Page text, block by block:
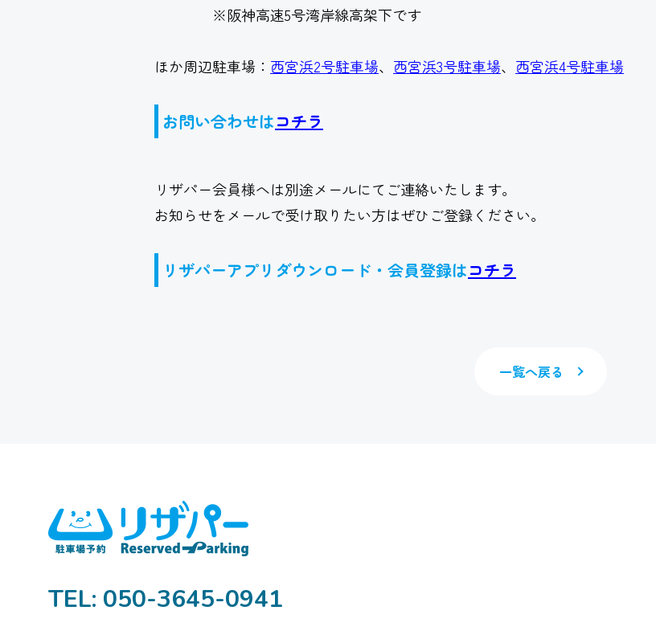
※阪神高速5号湾岸線高架下です
ほか周辺駐車場： 西宮浜2号駐車場、 西宮浜3号駐車場、 西宮浜4号駐車場
お問い合わせはコチラ
リザパー会員様へは別途メールにてご連絡いたします。
お知らせをメールで受け取りたい方はぜひご登録ください。
リザパーアプリダウンロード・会員登録はコチラ
一覧へ戻る
TEL: 050-3645-0941